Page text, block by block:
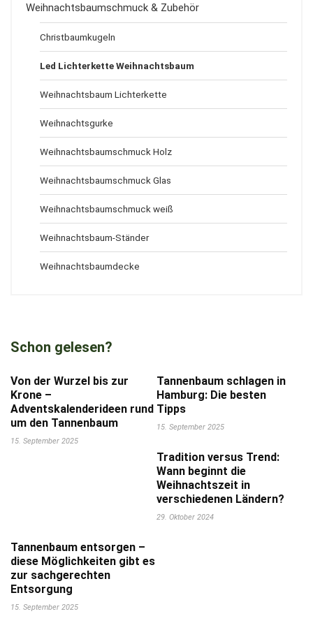
Weihnachtsbaumschmuck & Zubehör
Christbaumkugeln
Led Lichterkette Weihnachtsbaum
Weihnachtsbaum Lichterkette
Weihnachtsgurke
Weihnachtsbaumschmuck Holz
Weihnachtsbaumschmuck Glas
Weihnachtsbaumschmuck weiß
Weihnachtsbaum-Ständer
Weihnachtsbaumdecke
Schon gelesen?
Von der Wurzel bis zur
Krone –
Adventskalenderideen rund
um den Tannenbaum
15. September 2025
Tannenbaum schlagen in
Hamburg: Die besten
Tipps
15. September 2025
Tradition versus Trend:
Wann beginnt die
Weihnachtszeit in
verschiedenen Ländern?
29. Oktober 2024
Tannenbaum entsorgen –
diese Möglichkeiten gibt es
zur sachgerechten
Entsorgung
15. September 2025